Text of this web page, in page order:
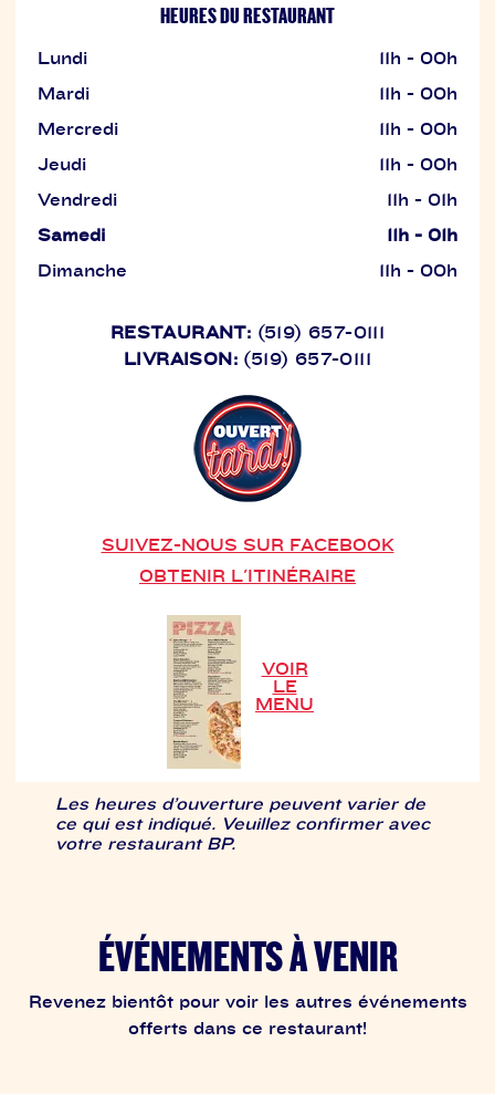
HEURES DU RESTAURANT
Lundi
11h - 00h
Mardi
11h - 00h
Mercredi
11h - 00h
Jeudi
11h - 00h
Vendredi
11h - 01h
Samedi
11h - 01h
Dimanche
11h - 00h
SUIVEZ-NOUS SUR FACEBOOK
OBTENIR L'ITINÉRAIRE
VOIR
LE
MENU
RESTAURANT: (519) 657-0111
LIVRAISON: (519) 657-0111
Les heures d’ouverture peuvent varier de
ce qui est indiqué. Veuillez confirmer avec
votre restaurant BP.
ÉVÉNEMENTS À VENIR
Revenez bientôt pour voir les autres événements
offerts dans ce restaurant!